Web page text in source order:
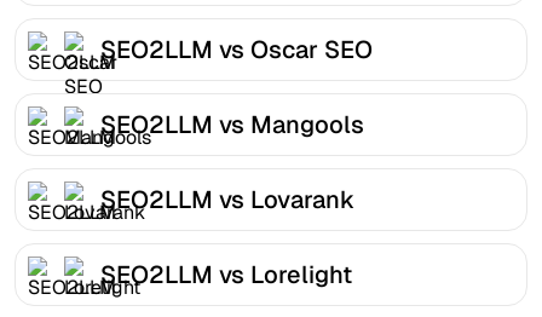
SEO2LLM vs Oscar SEO
SEO2LLM vs Mangools
SEO2LLM vs Lovarank
SEO2LLM vs Lorelight